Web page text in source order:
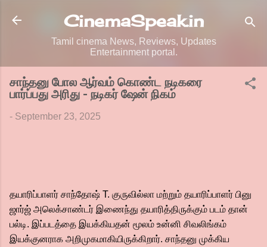
Skip to main content
CinemaSpeak.in
Tamil cinema News, Reviews, Updates
Entertainment portal.
சாந்தனு போல ஆர்வம் கொண்ட நடிகரை
பார்ப்பது அரிது - நடிகர் ஷேன் நிகம்
- September 23, 2025
தயாரிப்பாளர் சாந்தோஷ் T. குருவில்லா மற்றும் தயாரிப்பாளர் பினு
ஜார்ஜ் அலெக்சாண்டர் இணைந்து தயாரித்திருக்கும் படம் தான்
பல்டி. இப்படத்தை இயக்கியதன் மூலம் உன்னி சிவலிங்கம்
இயக்குனராக அறிமுகமாகியிருக்கிறார். சாந்தனு முக்கிய